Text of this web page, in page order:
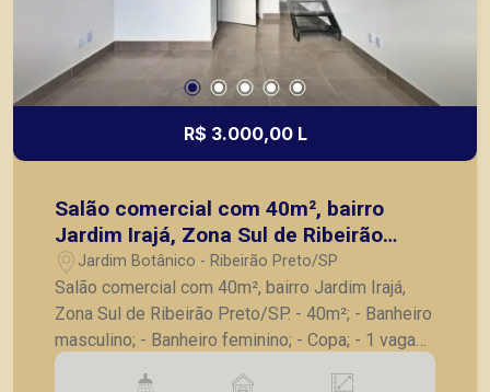
R$ 3.000,00 L
Salão comercial com 40m², bairro
Jardim Irajá, Zona Sul de Ribeirão
Preto/SP.
Jardim Botânico - Ribeirão Preto/SP
Salão comercial com 40m², bairro Jardim Irajá,
Zona Sul de Ribeirão Preto/SP. - 40m²; - Banheiro
masculino; - Banheiro feminino; - Copa; - 1 vaga
de garagem. A Piramid tem como objetivo